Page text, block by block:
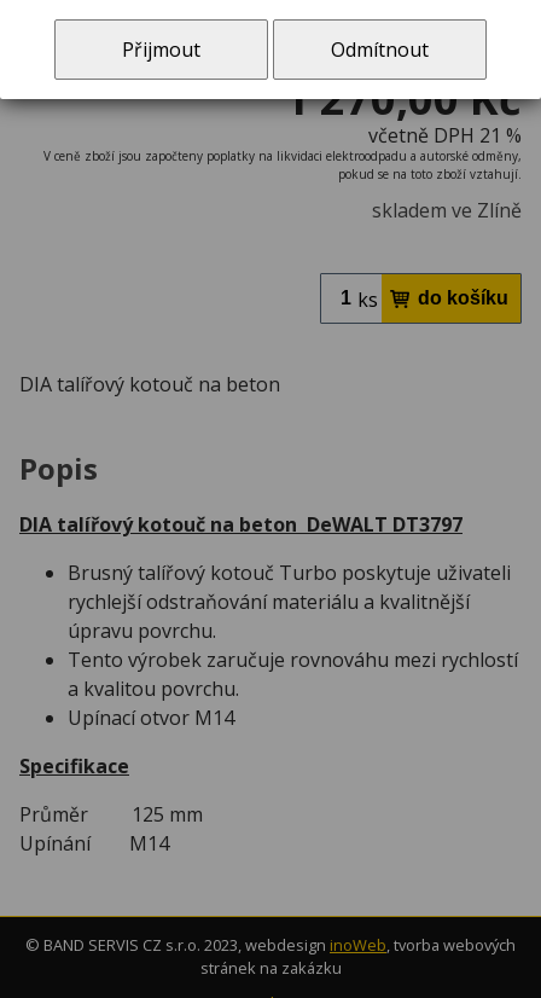
1 270,00 Kč
včetně DPH 21 %
V ceně zboží jsou započteny poplatky na likvidaci elektroodpadu a autorské odměny,
pokud se na toto zboží vztahují.
skladem ve Zlíně
ks
DIA talířový kotouč na beton
Popis
DIA talířový kotouč na beton DeWALT DT3797
Brusný talířový kotouč Turbo poskytuje uživateli
rychlejší odstraňování materiálu a kvalitnější
úpravu povrchu.
Tento výrobek zaručuje rovnováhu mezi rychlostí
a kvalitou povrchu.
Upínací otvor M14
Specifikace
Průměr 125 mm
Upínání M14
© BAND SERVIS CZ s.r.o. 2023, webdesign inoWeb, tvorba webových
stránek na zakázku
Přijmout Odmítnout